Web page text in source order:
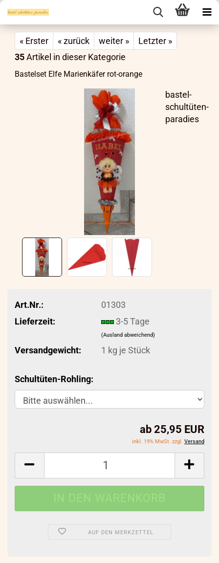
« Erster « zurück weiter »
Letzter »
35Artikel in dieser Kategorie
Bastelset Elfe Marienkäfer rot-orange
bastel-
schultüten-
paradies
Art.Nr.:
01303
Lieferzeit:
3-5 Tage
(Ausland abweichend)
Versandgewicht: 1 kg je Stück
Schultüten-Rohling:
ab 25,95 EUR
inkl. 19% MwSt. zzgl. Versand
AUF DEN MERKZETTEL